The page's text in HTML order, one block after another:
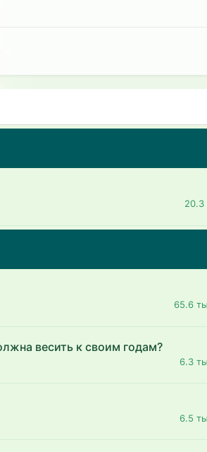
20.3
65.6
весить к своим годам?
6.3
6.5